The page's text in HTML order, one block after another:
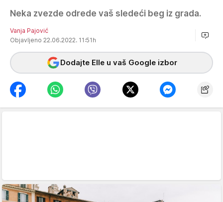
Neka zvezde odrede vaš sledeći beg iz grada.
Vanja Pajović
Objavljeno 22.06.2022. 11:51h
Dodajte Elle u vaš Google izbor